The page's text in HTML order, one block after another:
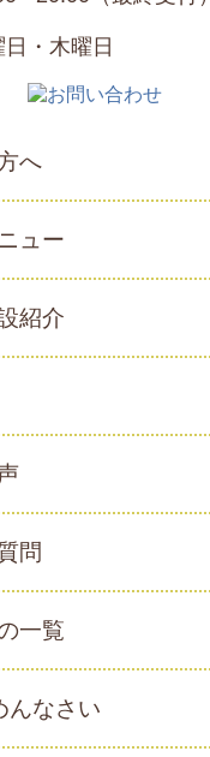
日・木曜日
へ
ュー
紹介
問
一覧
んなさい